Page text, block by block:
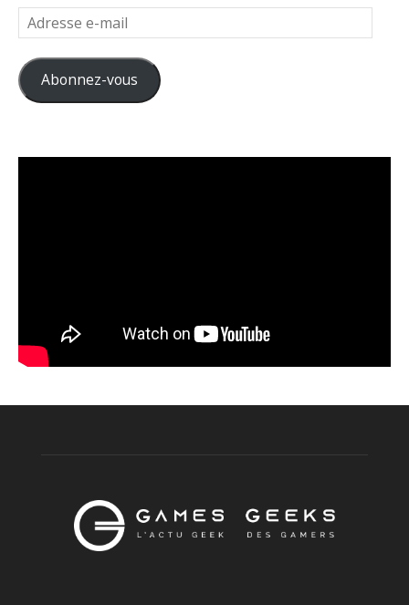
Adresse
e-
mail
Abonnez-vous